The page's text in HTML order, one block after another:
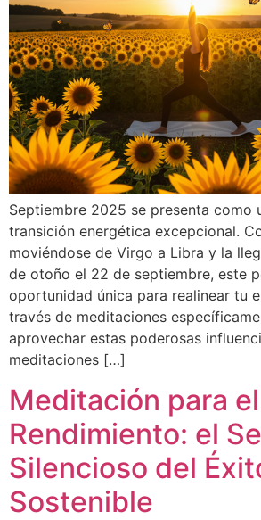
Septiembre 2025 se presenta como
transición energética excepcional.
moviéndose de Virgo a Libra y la
de otoño el 22 de septiembre, este
oportunidad única para realinear tu
través de meditaciones
aprovechar estas poderosas
meditaciones […]
Meditación para
Rendimiento: el
Silencioso del
Sostenible